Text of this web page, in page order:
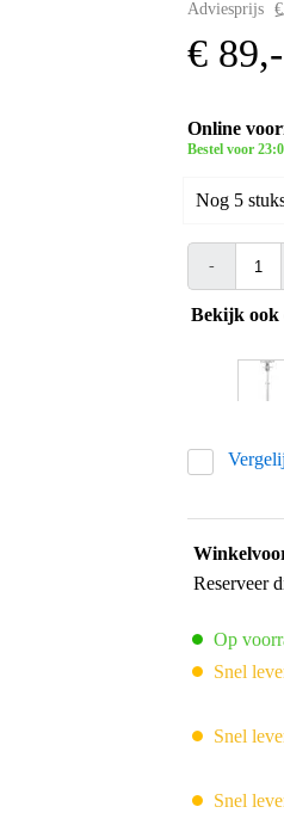
Adviesprijs
€ 89,-
Online
Bestel voor
Nog 5
-
Bekijk ook
Reserveer
Op
Snel
Snel
Snel